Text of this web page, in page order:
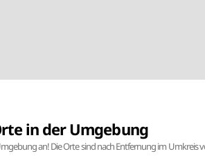
in der Umgebung
an! Die Orte sind nach Entfernung im Umkreis